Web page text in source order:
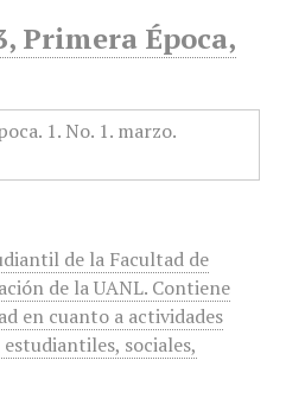
Primera Época,
de la Facultad de
de la UANL. Contiene
en cuanto a actividades
sociales,